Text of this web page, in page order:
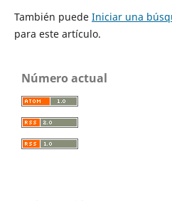
También puede Iniciar una
para este artículo.
Número actual